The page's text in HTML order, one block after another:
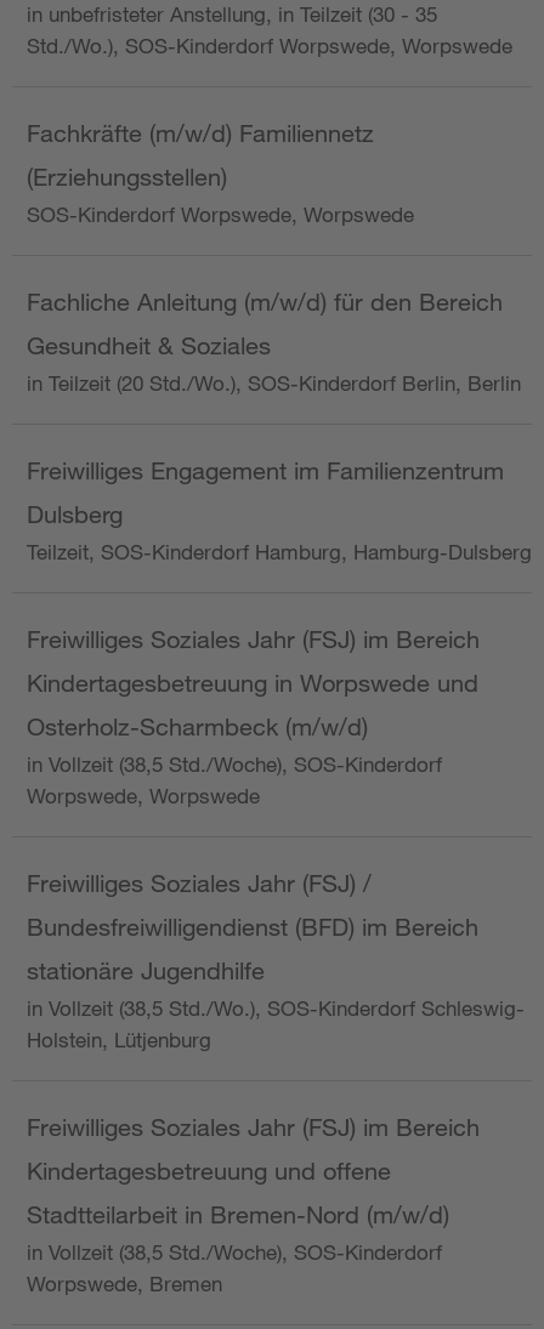
in unbefristeter Anstellung, in Teilzeit (30 - 35
Std./Wo.), SOS-Kinderdorf Worpswede, Worpswede
Fachkräfte (m/w/d) Familiennetz
(Erziehungsstellen)
SOS-Kinderdorf Worpswede, Worpswede
Fachliche Anleitung (m/w/d) für den Bereich
Gesundheit & Soziales
in Teilzeit (20 Std./Wo.), SOS-Kinderdorf Berlin, Berlin
Freiwilliges Engagement im Familienzentrum
Dulsberg
Teilzeit, SOS-Kinderdorf Hamburg, Hamburg-Dulsberg
Freiwilliges Soziales Jahr (FSJ) im Bereich
Kindertagesbetreuung in Worpswede und
Osterholz-Scharmbeck (m/w/d)
in Vollzeit (38,5 Std./Woche), SOS-Kinderdorf
Worpswede, Worpswede
Freiwilliges Soziales Jahr (FSJ) /
Bundesfreiwilligendienst (BFD) im Bereich
stationäre Jugendhilfe
in Vollzeit (38,5 Std./Wo.), SOS-Kinderdorf Schleswig-
Holstein, Lütjenburg
Freiwilliges Soziales Jahr (FSJ) im Bereich
Kindertagesbetreuung und offene
Stadtteilarbeit in Bremen-Nord (m/w/d)
in Vollzeit (38,5 Std./Woche), SOS-Kinderdorf
Worpswede, Bremen